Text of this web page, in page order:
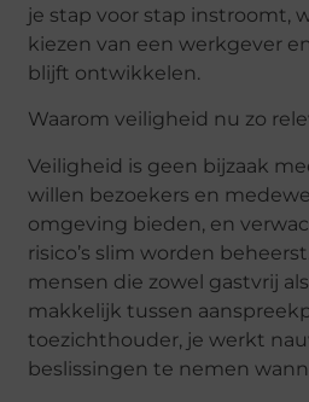
je stap voor stap instroomt,
kiezen van een werkgever
blijft ontwikkelen.
Waarom veiligheid nu zo
Veiligheid is geen bijzaak
willen bezoekers en
omgeving bieden, en
risico’s slim worden
mensen die zowel gastvrij
makkelijk tussen
toezichthouder, je werkt
beslissingen te nemen